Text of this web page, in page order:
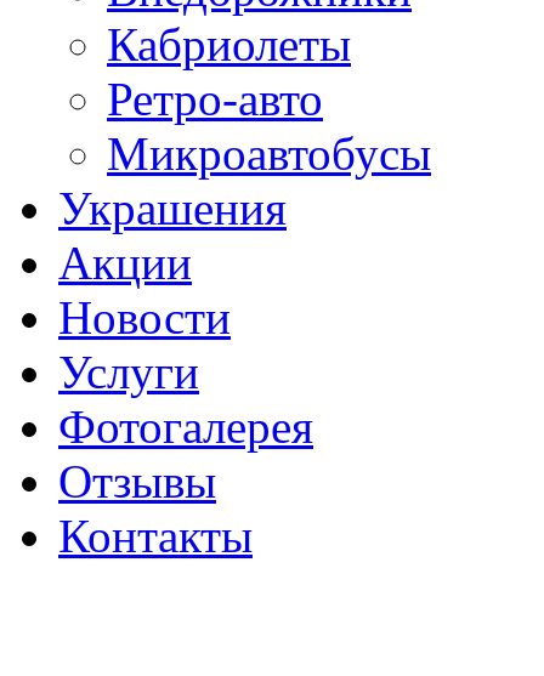
Кабриолеты
Ретро-авто
Микроавтобусы
Украшения
Акции
Новости
Услуги
Фотогалерея
Отзывы
­Контакты